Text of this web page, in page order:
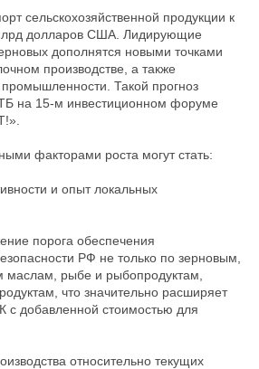
сельскохозяйственной продукции к
долларов США. Лидирующие
дополнятся новыми точками
производстве, а также
Такой прогноз
на 15-м инвестиционном форуме
факторами роста могут стать:
и опыт локальных
порога обеспечения
РФ не только по зерновым,
маслам, рыбе и рыбопродуктам,
что значительно расширяет
с добавленной стоимостью для
относительно текущих